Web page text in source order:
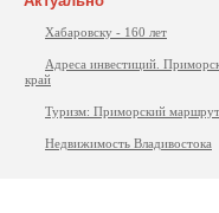
Хабаровску - 160 лет
Адреса инвестиций.
край
Туризм: Приморский маршрут
Недвижимость Владивостока